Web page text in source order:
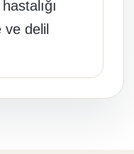
ve delil